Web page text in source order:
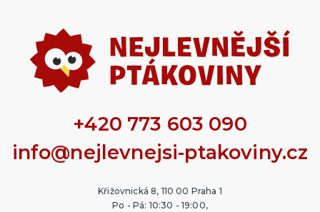
+420 773 603 090
info@nejlevnejsi-ptakoviny.cz
Křižovnická 8, 110 00 Praha 1
Po - Pá: 10:30 - 19:00,